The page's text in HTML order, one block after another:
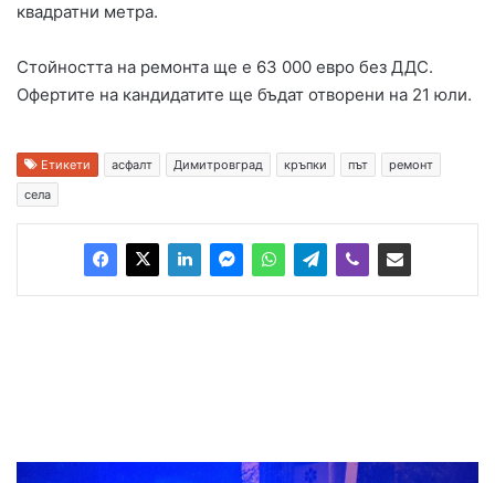
квадратни метра.
Стойността на ремонта ще е 63 000 евро без ДДС.
Офертите на кандидатите ще бъдат отворени на 21 юли.
Етикети асфалт Димитровград кръпки път
ремонт
села